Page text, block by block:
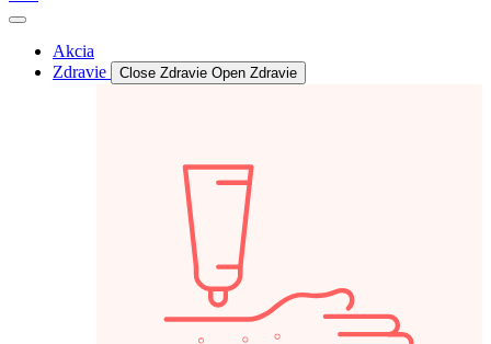
Akcia
Zdravie
Close Zdravie Open Zdravie